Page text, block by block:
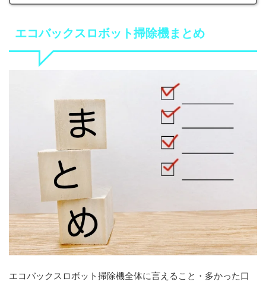
エコバックスロボット掃除機まとめ
エコバックスロボット掃除機全体に言えること・多かった口